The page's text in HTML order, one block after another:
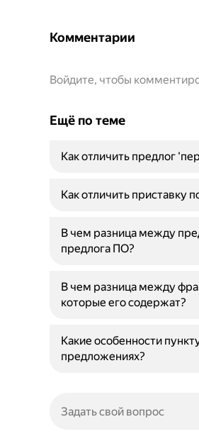
Комментарии
Войдите, чтобы
Ещё по теме
Как отличить предлог
Как отличить приставку
В чем разница между
предлога ПО?
В чем разница между
которые его содержат?
Какие особенности
предложениях?